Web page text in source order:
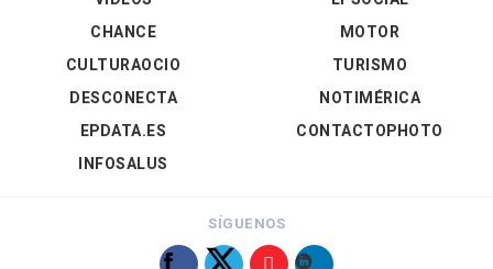
CHANCE
CULTURAOCIO
DESCONECTA
EPDATA.ES
INFOSALUS
MOTOR
TURISMO
NOTIMÉRICA
CONTACTOPHOTO
SÍGUENOS